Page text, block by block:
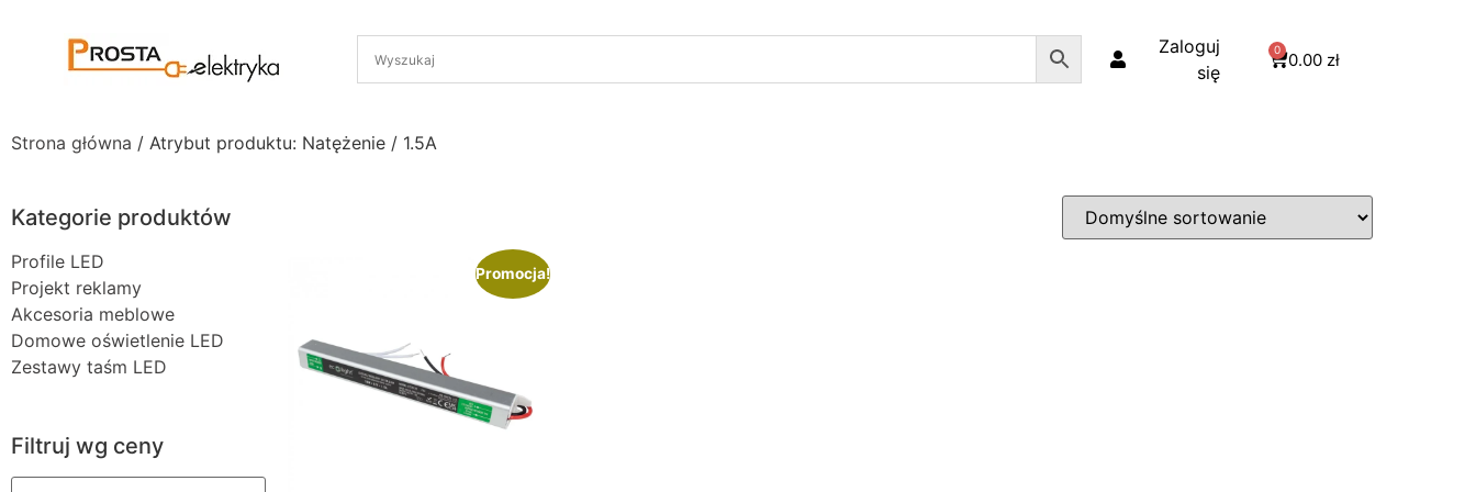
Zaloguj
się
0.00 zł
0
Strona główna / Atrybut produktu: Natężenie / 1.5A
Kategorie produktów
Profile LED
Projekt reklamy
Akcesoria meblowe
Domowe oświetlenie LED
Zestawy taśm LED
Filtruj wg ceny
Promocja!